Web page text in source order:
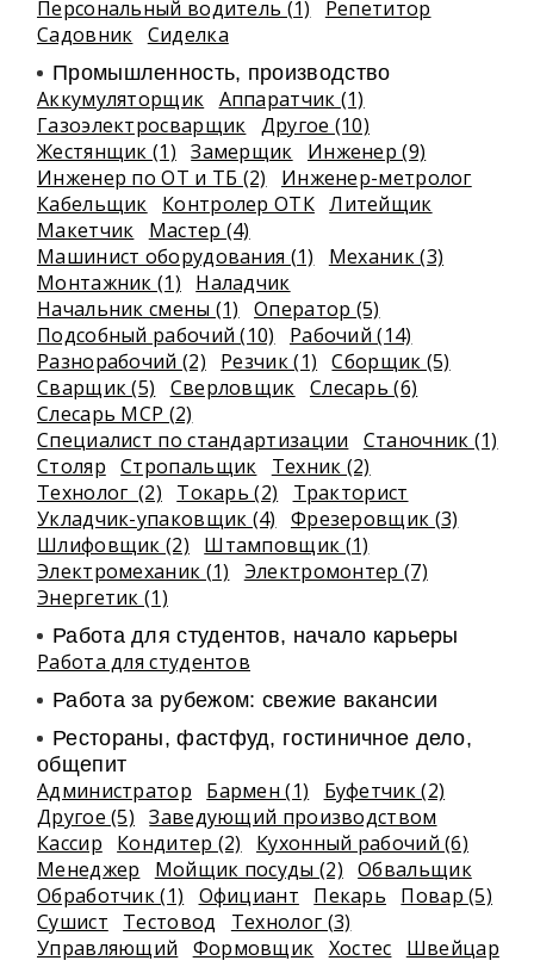
Персональный водитель (1)
Репетитор
Садовник Сиделка
Промышленность, производство
Аккумуляторщик Аппаратчик (1)
Газоэлектросварщик Другое (10)
Жестянщик (1)
Замерщик
Инженер (9)
Инженер по ОТ и ТБ (2)
Инженер-метролог
Кабельщик
Контролер ОТК Литейщик
Макетчик
Мастер (4)
Машинист оборудования (1)
Механик (3)
Монтажник (1)
Наладчик
Начальник смены (1)
Оператор (5)
Подсобный рабочий (10)
Рабочий (14)
Разнорабочий (2)
Резчик (1)
Сборщик (5)
Сварщик (5)
Сверловщик Слесарь (6)
Слесарь МСР (2)
Специалист по стандартизации
Станочник (1)
Столяр Стропальщик
Техник (2)
Технолог (2)
Токарь (2)
Тракторист
Укладчик-упаковщик (4)
Фрезеровщик (3)
Шлифовщик (2)
Штамповщик (1)
Электромеханик (1)
Электромонтер (7)
Энергетик (1)
Работа для студентов, начало карьеры
Работа для студентов
Работа за рубежом: свежие вакансии
Рестораны, фастфуд, гостиничное дело,
общепит
Администратор Бармен (1)
Буфетчик (2)
Другое (5)
Заведующий производством
Кассир
Кондитер (2)
Кухонный рабочий (6)
Менеджер
Мойщик посуды (2) Обвальщик
Обработчик (1)
Официант Пекарь
Повар (5)
Сушист
Тестовод
Технолог (3)
Управляющий
Формовщик Хостес Швейцар